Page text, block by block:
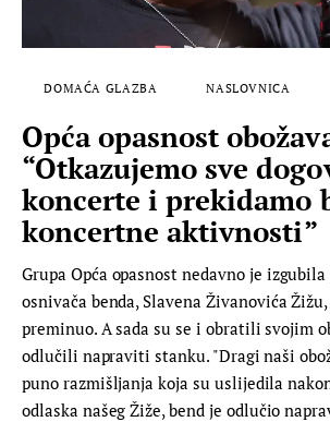
DOMAĆA GLAZBA NASLOVNICA
Opća opasnost
“Otkazujemo sve
koncerte i prekidamo
koncertne aktivnosti”
Grupa Opća opasnost nedavno je izgubila
osnivača benda, Slavena Živanovića
preminuo. A sada su se i obratili svojim
odlučili napraviti stanku. "Dragi naši
puno razmišljanja koja su uslijedila
odlaska našeg Žiže, bend je odlučio